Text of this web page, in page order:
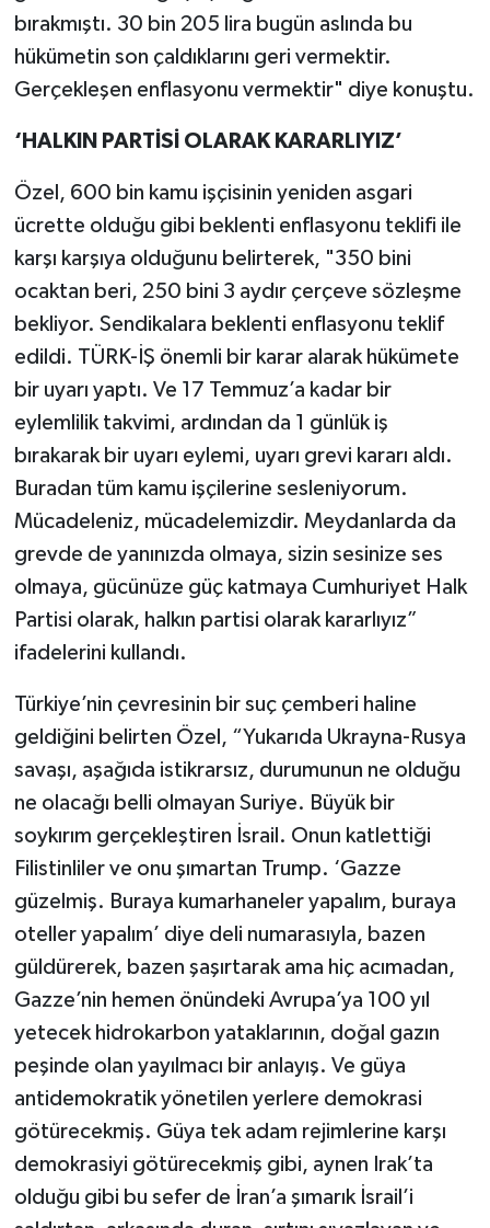
bırakmıştı. 30 bin 205 lira bugün aslında bu
hükümetin son çaldıklarını geri vermektir.
Gerçekleşen enflasyonu vermektir" diye konuştu.
‘HALKIN PARTİSİ OLARAK KARARLIYIZ’
Özel, 600 bin kamu işçisinin yeniden asgari
ücrette olduğu gibi beklenti enflasyonu teklifi ile
karşı karşıya olduğunu belirterek, "350 bini
ocaktan beri, 250 bini 3 aydır çerçeve sözleşme
bekliyor. Sendikalara beklenti enflasyonu teklif
edildi. TÜRK-İŞ önemli bir karar alarak hükümete
bir uyarı yaptı. Ve 17 Temmuz’a kadar bir
eylemlilik takvimi, ardından da 1 günlük iş
bırakarak bir uyarı eylemi, uyarı grevi kararı aldı.
Buradan tüm kamu işçilerine sesleniyorum.
Mücadeleniz, mücadelemizdir. Meydanlarda da
grevde de yanınızda olmaya, sizin sesinize ses
olmaya, gücünüze güç katmaya Cumhuriyet Halk
Partisi olarak, halkın partisi olarak kararlıyız”
ifadelerini kullandı.
Türkiye’nin çevresinin bir suç çemberi haline
geldiğini belirten Özel, “Yukarıda Ukrayna-Rusya
savaşı, aşağıda istikrarsız, durumunun ne olduğu
ne olacağı belli olmayan Suriye. Büyük bir
soykırım gerçekleştiren İsrail. Onun katlettiği
Filistinliler ve onu şımartan Trump. ‘Gazze
güzelmiş. Buraya kumarhaneler yapalım, buraya
oteller yapalım’ diye deli numarasıyla, bazen
güldürerek, bazen şaşırtarak ama hiç acımadan,
Gazze’nin hemen önündeki Avrupa’ya 100 yıl
yetecek hidrokarbon yataklarının, doğal gazın
peşinde olan yayılmacı bir anlayış. Ve güya
antidemokratik yönetilen yerlere demokrasi
götürecekmiş. Güya tek adam rejimlerine karşı
demokrasiyi götürecekmiş gibi, aynen Irak’ta
olduğu gibi bu sefer de İran’a şımarık İsrail’i